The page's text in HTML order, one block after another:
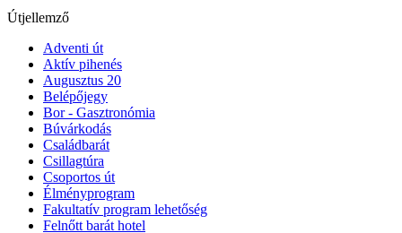
Útjellemző
Adventi út
Aktív pihenés
Augusztus 20
Belépőjegy
Bor - Gasztronómia
Búvárkodás
Családbarát
Csillagtúra
Csoportos út
Élményprogram
Fakultatív program lehetőség
Felnőtt barát hotel